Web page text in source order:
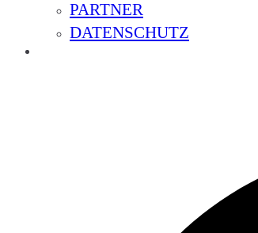
PARTNER
DATENSCHUTZ